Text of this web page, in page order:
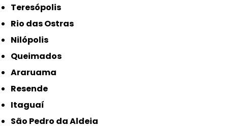
Teresópolis
Rio das Ostras
Nilópolis
Queimados
Araruama
Resende
Itaguaí
São Pedro da Aldeia